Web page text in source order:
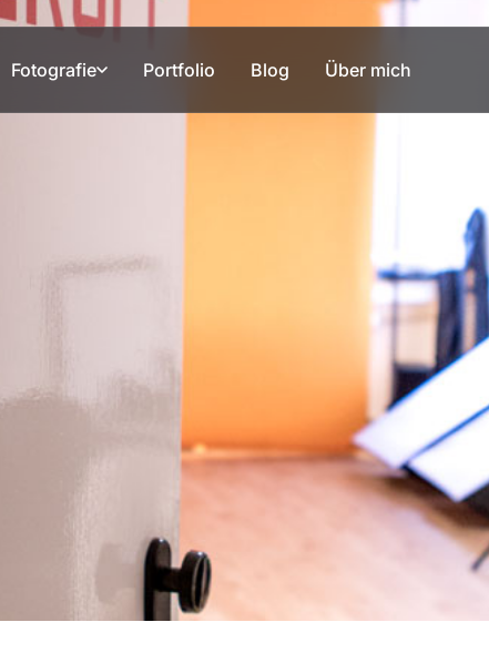
Fotografie Portfolio Blog Über mich